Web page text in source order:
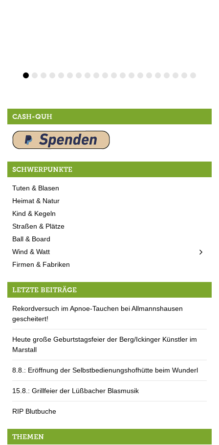
CASH-QUH
SCHWERPUNKTE
Tuten & Blasen
Heimat & Natur
Kind & Kegeln
Straßen & Plätze
Ball & Board
Wind & Watt
Firmen & Fabriken
LETZTE BEITRÄGE
Rekordversuch im Apnoe-Tauchen bei Allmannshausen
gescheitert!
Heute große Geburtstagsfeier der Berg/Ickinger Künstler im
Marstall
8.8.: Eröffnung der Selbstbedienungshofhütte beim Wunderl
15.8.: Grillfeier der Lüßbacher Blasmusik
RIP Blutbuche
THEMEN